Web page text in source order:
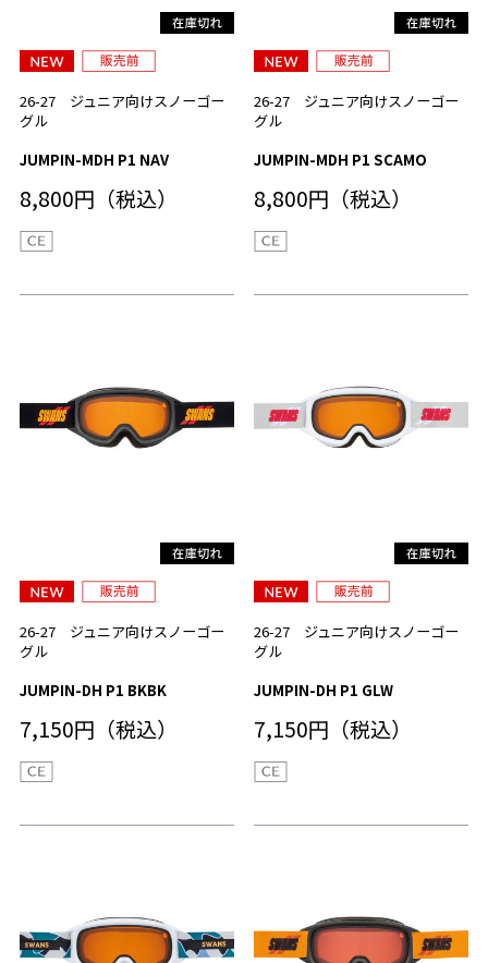
26-27 ジュニア向けスノーゴー
グル
JUMPIN-MDH P1 NAV
8,800円（税込）
26-27 ジュニア向けスノーゴー
グル
JUMPIN-MDH P1 SCAMO
8,800円（税込）
26-27 ジュニア向けスノーゴー
グル
JUMPIN-DH P1 BKBK
7,150円（税込）
26-27 ジュニア向けスノーゴー
グル
JUMPIN-DH P1 GLW
7,150円（税込）